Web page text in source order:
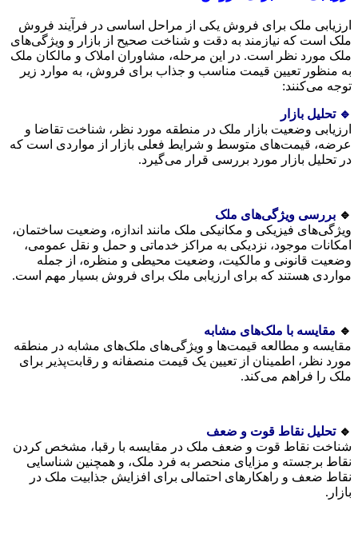
ارزیابی ملک برای فروش یکی از مراحل اساسی در فرآیند فروش
ملک است که نیازمند به دقت و شناخت صحیح از بازار و ویژگی‌های
ملک مورد نظر است. در این مرحله، مشاوران املاک و مالکان ملک
به منظور تعیین قیمت مناسب و جذاب برای فروش، به موارد زیر
توجه می‌کنند:
🔹 تحلیل بازار
ارزیابی وضعیت بازار ملک در منطقه مورد نظر، شناخت تقاضا و
عرضه، قیمت‌های متوسط و شرایط فعلی بازار از مواردی است که
در تحلیل بازار مورد بررسی قرار می‌گیرد.
🔹 بررسی ویژگی‌های ملک
ویژگی‌های فیزیکی و مکانیکی ملک مانند اندازه، وضعیت ساختمان،
امکانات موجود، نزدیکی به مراکز خدماتی و حمل و نقل عمومی،
وضعیت قانونی و مالکیت، وضعیت محیطی و منظره، از جمله
مواردی هستند که برای ارزیابی ملک برای فروش بسیار مهم است.
🔹 مقایسه با ملک‌های مشابه
مقایسه و مطالعه قیمت‌ها و ویژگی‌های ملک‌های مشابه در منطقه
مورد نظر، اطمینان از تعیین یک قیمت منصفانه و رقابت‌پذیر برای
ملک را فراهم می‌کند.
🔹 تحلیل نقاط قوت و ضعف
شناخت نقاط قوت و ضعف ملک در مقایسه با رقبا، مشخص کردن
نقاط برجسته و مزایای منحصر به فرد ملک، و همچنین شناسایی
نقاط ضعف و راهکارهای احتمالی برای افزایش جذابیت ملک در
بازار.